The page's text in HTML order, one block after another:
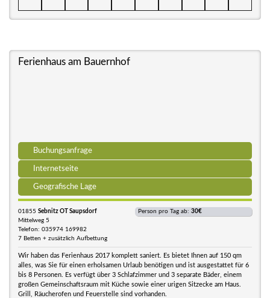
Ferienhaus am Bauernhof
Buchungsanfrage
Internetseite
Geografische Lage
01855 Sebnitz OT Saupsdorf
Mittelweg 5
Telefon: 035974 169982
7 Betten + zusätzlich Aufbettung
Person pro Tag ab: 30€
Wir haben das Ferienhaus 2017 komplett saniert. Es bietet Ihnen auf 150 qm
alles, was Sie für einen erholsamen Urlaub benötigen und ist ausgestattet für 6
bis 8 Personen. Es verfügt über 3 Schlafzimmer und 3 separate Bäder, einem
großen Gemeinschaftsraum mit Küche sowie einer urigen Sitzecke am Haus.
Grill, Räucherofen und Feuerstelle sind vorhanden.